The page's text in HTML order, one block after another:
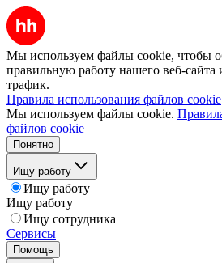
Мы используем файлы cookie, чтобы
правильную работу нашего веб-сайта
трафик.
Правила использования файлов cookie
Мы используем файлы cookie.
файлов cookie
Понятно
Ищу работу
Ищу работу
Ищу работу
Ищу сотрудника
Сервисы
Помощь